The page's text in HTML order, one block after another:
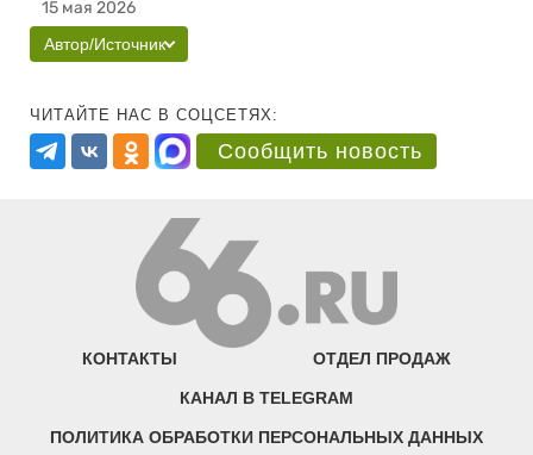
15 мая 2026
Автор/Источник
ЧИТАЙТЕ НАС В СОЦСЕТЯХ:
Сообщить новость
КОНТАКТЫ ОТДЕЛ ПРОДАЖ
КАНАЛ В TELEGRAM
ПОЛИТИКА ОБРАБОТКИ ПЕРСОНАЛЬНЫХ ДАННЫХ